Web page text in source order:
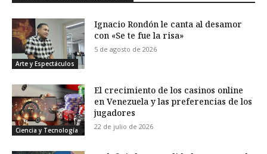
Arte y Espectáculos
Ignacio Rondón le canta al desamor
con «Se te fue la risa»
5 de agosto de 2026
Ciencia y Tecnología
El crecimiento de los casinos online
en Venezuela y las preferencias de los
jugadores
22 de julio de 2026